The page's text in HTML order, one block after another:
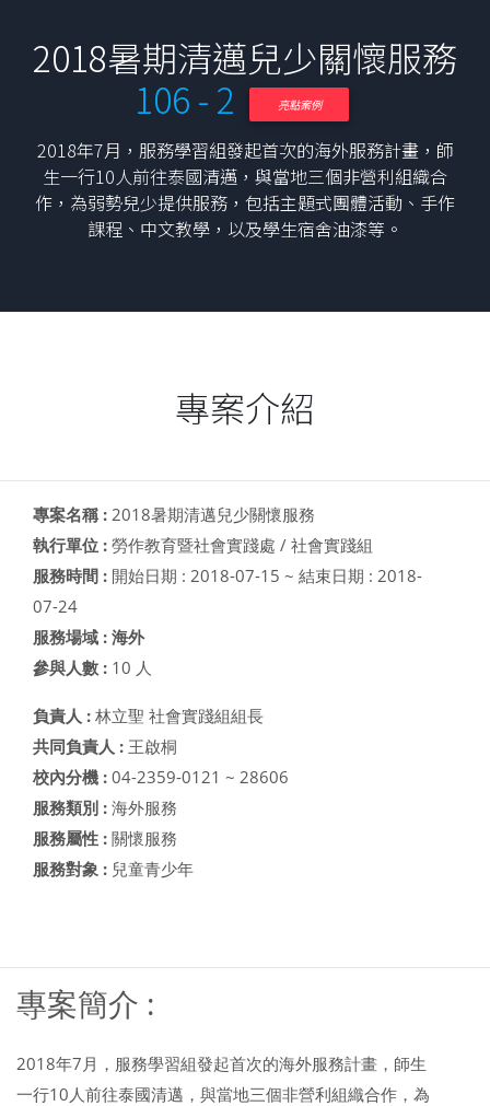
2018暑期清邁兒少關懷服務
106 - 2
亮點案例
2018年7月，服務學習組發起首次的海外服務計畫，師
生一行10人前往泰國清邁，與當地三個非營利組織合
作，為弱勢兒少提供服務，包括主題式團體活動、手作
課程、中文教學，以及學生宿舍油漆等。
專案介紹
專案名稱 : 2018暑期清邁兒少關懷服務
執行單位 : 勞作教育暨社會實踐處 / 社會實踐組
服務時間 : 開始日期 : 2018-07-15 ~ 結束日期 : 2018-
07-24
服務場域 : 海外
參與人數 : 10 人
負責人 : 林立聖 社會實踐組組長
共同負責人 : 王啟桐
校內分機 : 04-2359-0121 ~ 28606
服務類別 : 海外服務
服務屬性 : 關懷服務
服務對象 : 兒童青少年
專案簡介 :
2018年7月，服務學習組發起首次的海外服務計畫，師生
一行10人前往泰國清邁，與當地三個非營利組織合作，為